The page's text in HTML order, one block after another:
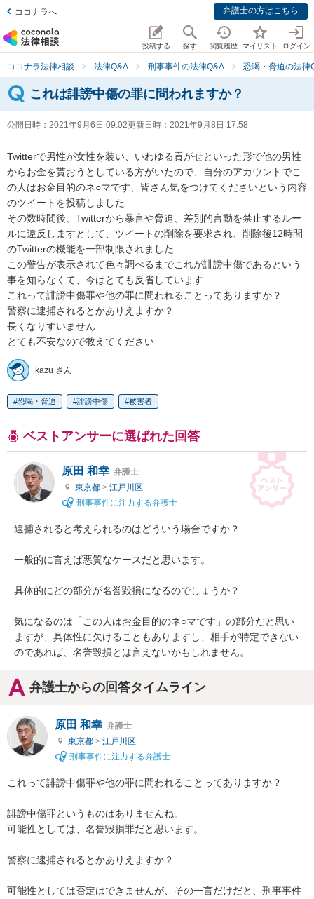
ココナラへ 弁護士の方はこちら
投稿する 探す 閲覧履歴 マイリスト ログイン
ココナラ法律相談 法律Q&A 刑事事件の法律Q&A 恐喝・脅迫の法律
これは誹謗中傷の罪に問われますか？
公開日時： 2021年9月6日 09:02更新日時： 2021年9月8日 17:58
Twitterで男性が女性を装い、いわゆる貢がせといった形で他の男性
からお金を貰おうとしている方がいたので、自分のアカウントでこ
の人はお金目的のネ○マです、皆さん気をつけてくださいという内容
のツイートを投稿しました
その数時間後、Twitterから暴言や脅迫、差別的言動を禁止するルー
ルに違反しますとして、ツイートの削除を要求され、削除後12時間
のTwitterの機能を一部制限されました
この警告が表示されて色々調べるまでこれが誹謗中傷であるという
事を知らなくて、今はとても反省しています
これって誹謗中傷罪や他の罪に問われることってありますか？
警察に逮捕されるとかありえますか？
長くなりすいません
とても不安なので教えてください
kazu さん
恐喝・脅迫 誹謗中傷 被害者
ベストアンサーに選ばれた回答
原田 和幸 弁護士
東京都 > 江戸川区
刑事事件に注力する弁護士
逮捕されると考えられるのはどういう場合ですか？
一般的に言えば悪質なケースだと思います。
具体的にどの部分が名誉毀損になるのでしょうか？
気になるのは「この人はお金目的のネ○マです」の部分だと思い
ますが、具体性に欠けることもありますし、相手が特定できない
のであれば、名誉毀損とは言えないかもしれません。
弁護士からの回答タイムライン
原田 和幸 弁護士
東京都 > 江戸川区
刑事事件に注力する弁護士
これって誹謗中傷罪や他の罪に問われることってありますか？
誹謗中傷罪というものはありませんね。
可能性としては、名誉毀損罪だと思います。
警察に逮捕されるとかありえますか？
可能性としては否定はできませんが、その一言だけだと、刑事事件